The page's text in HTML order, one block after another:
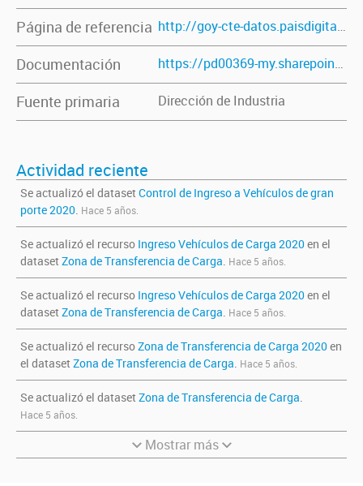
Página de referencia http://goy-cte-datos.paisdigital.modernizacion.gob.ar/dataset/zona-de-transferencia-de-carga
Documentación https://pd00369-my.sharepoint.com/:p:/g/personal/estadistica_goya_gob_ar/EQYN555FfZNDpjFnkdrnhlIB2WSx2qhz3uv0T8PZXYLonw?e=52KeEl
Fuente primaria Dirección de Industria
Actividad reciente
Se actualizó el dataset Control de Ingreso a Vehículos de gran
porte 2020. Hace 5 años.
Se actualizó el recurso Ingreso Vehículos de Carga 2020en el
dataset Zona de Transferencia de Carga. Hace 5 años.
Se actualizó el recurso Ingreso Vehículos de Carga 2020en el
dataset Zona de Transferencia de Carga. Hace 5 años.
Se actualizó el recursoZona de Transferencia de Carga 2020en
el dataset Zona de Transferencia de Carga. Hace 5 años.
Se actualizó el dataset Zona de Transferencia de Carga.
Hace 5 años.
Mostrar más